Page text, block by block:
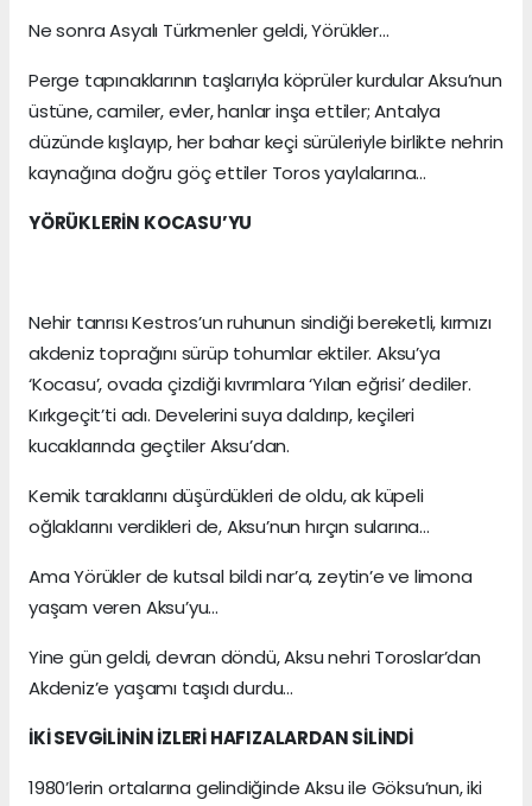
Ne sonra Asyalı Türkmenler geldi, Yörükler…
Perge tapınaklarının taşlarıyla köprüler kurdular Aksu’nun
üstüne, camiler, evler, hanlar inşa ettiler; Antalya
düzünde kışlayıp, her bahar keçi sürüleriyle birlikte nehrin
kaynağına doğru göç ettiler Toros yaylalarına…
YÖRÜKLERİN KOCASU’YU
Nehir tanrısı Kestros’un ruhunun sindiği bereketli, kırmızı
akdeniz toprağını sürüp tohumlar ektiler. Aksu’ya
‘Kocasu’, ovada çizdiği kıvrımlara ‘Yılan eğrisi’ dediler.
Kırkgeçit’ti adı. Develerini suya daldırıp, keçileri
kucaklarında geçtiler Aksu’dan.
Kemik taraklarını düşürdükleri de oldu, ak küpeli
oğlaklarını verdikleri de, Aksu’nun hırçın sularına…
Ama Yörükler de kutsal bildi nar’a, zeytin’e ve limona
yaşam veren Aksu’yu…
Yine gün geldi, devran döndü, Aksu nehri Toroslar’dan
Akdeniz’e yaşamı taşıdı durdu…
İKİ SEVGİLİNİN İZLERİ HAFIZALARDAN SİLİNDİ
1980’lerin ortalarına gelindiğinde Aksu ile Göksu’nun, iki